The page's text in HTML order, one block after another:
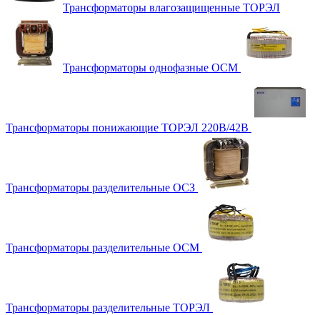
Трансформаторы влагозащищенные ТОРЭЛ
Трансформаторы однофазные ОСМ
Трансформаторы понижающие ТОРЭЛ 220В/42В
Трансформаторы разделительные ОСЗ
Трансформаторы разделительные ОСМ
Трансформаторы разделительные ТОРЭЛ